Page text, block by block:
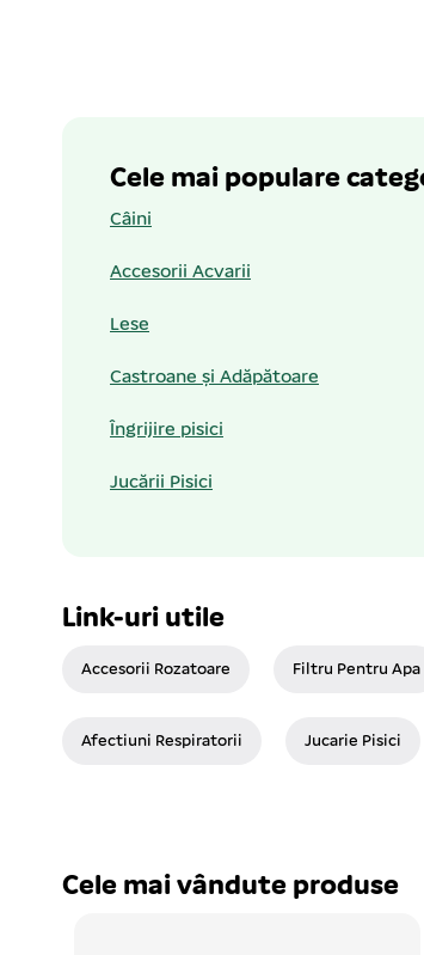
Cele mai populare
Câini
Accesorii Acvarii
Lese
Castroane și Adăpătoare
Îngrijire pisici
Jucării Pisici
Link-uri utile
Accesorii Rozatoare Filtru Pentru Apa
Afectiuni Respiratorii Jucarie Pisici
Cele mai vândute produse